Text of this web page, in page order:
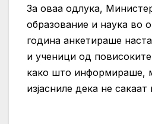
За оваа одлука,
образование и наука во
година анкетираше
и ученици од
како што информираше,
изјасниле дека не